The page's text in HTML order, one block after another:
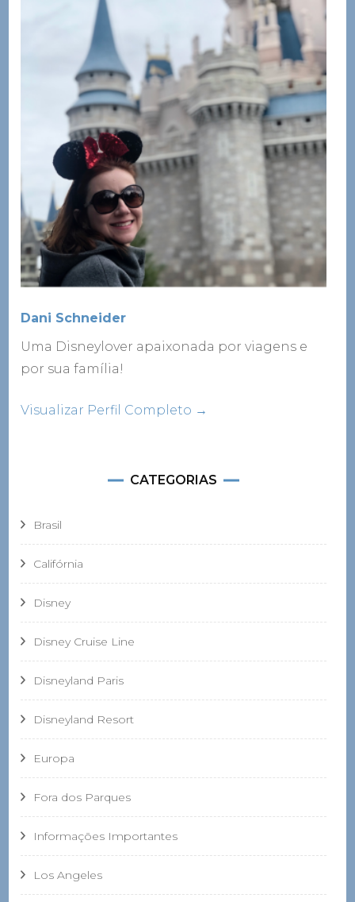
Dani Schneider
Uma Disneylover apaixonada por viagens e
por sua família!
Visualizar Perfil Completo →
CATEGORIAS
Brasil
Califórnia
Disney
Disney Cruise Line
Disneyland Paris
Disneyland Resort
Europa
Fora dos Parques
Informações Importantes
Los Angeles